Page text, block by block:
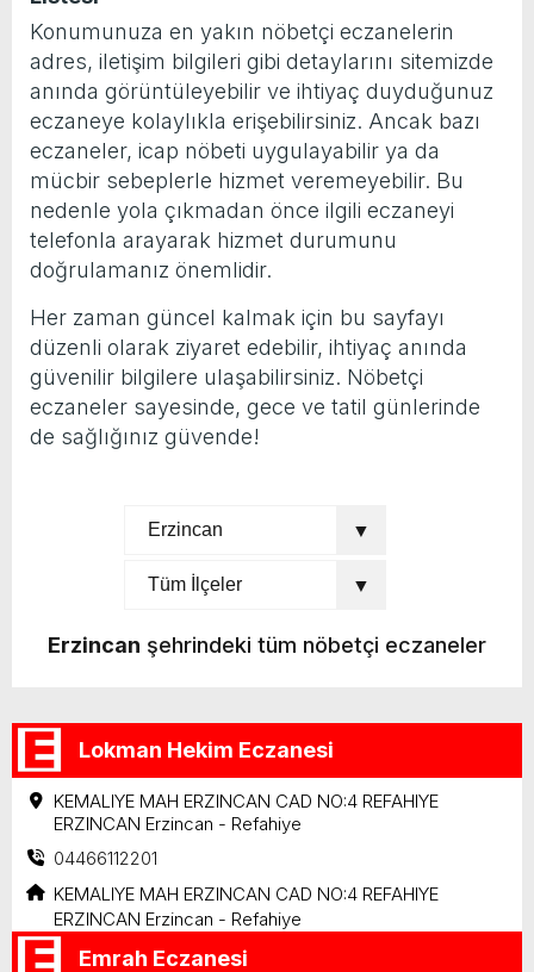
yeni özellikler belli oldu
Konumunuza en yakın nöbetçi eczanelerin
adres, iletişim bilgileri gibi detaylarını sitemizde
anında görüntüleyebilir ve ihtiyaç duyduğunuz
eczaneye kolaylıkla erişebilirsiniz. Ancak bazı
eczaneler, icap nöbeti uygulayabilir ya da
mücbir sebeplerle hizmet veremeyebilir. Bu
nedenle yola çıkmadan önce ilgili eczaneyi
telefonla arayarak hizmet durumunu
doğrulamanız önemlidir.
Her zaman güncel kalmak için bu sayfayı
düzenli olarak ziyaret edebilir, ihtiyaç anında
güvenilir bilgilere ulaşabilirsiniz. Nöbetçi
eczaneler sayesinde, gece ve tatil günlerinde
de sağlığınız güvende!
Erzincan şehrindeki tüm nöbetçi eczaneler
Lokman Hekim Eczanesi
KEMALIYE MAH ERZINCAN CAD NO:4 REFAHIYE
ERZINCAN Erzincan - Refahiye
04466112201
KEMALIYE MAH ERZINCAN CAD NO:4 REFAHIYE
ERZINCAN Erzincan - Refahiye
Emrah Eczanesi